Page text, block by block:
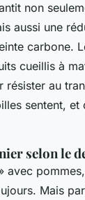
non
aussi une
carbone.
cueillis à
au
sentent, et
selon le
avec
Mais